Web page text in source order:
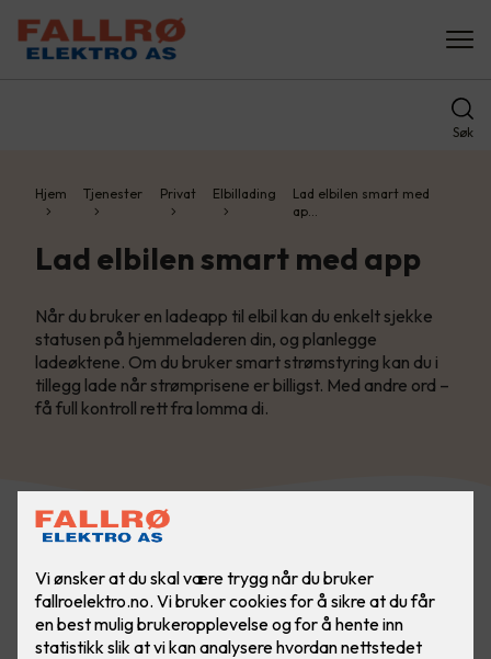
Søk
Hjem Tjenester Privat Elbillading
Lad elbilen smart med
ap…
Lad elbilen smart med app
Når du bruker en ladeapp til elbil kan du enkelt sjekke
statusen på hjemmeladeren din, og planlegge
ladeøktene. Om du bruker smart strømstyring kan du i
tillegg lade når strømprisene er billigst. Med andre ord –
få full kontroll rett fra lomma di.